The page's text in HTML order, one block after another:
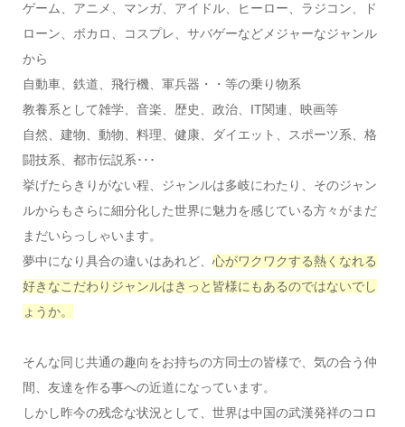
ゲーム、アニメ、マンガ、アイドル、ヒーロー、ラジコン、ド
ローン、ボカロ、コスプレ、サバゲーなどメジャーなジャンル
から
自動車、鉄道、飛行機、軍兵器・・等の乗り物系
教養系として雑学、音楽、歴史、政治、IT関連、映画等
自然、建物、動物、料理、健康、ダイエット、スポーツ系、格
闘技系、都市伝説系･･･
挙げたらきりがない程、ジャンルは多岐にわたり、そのジャン
ルからもさらに細分化した世界に魅力を感じている方々がまだ
まだいらっしゃいます。
夢中になり具合の違いはあれど、 心がワクワクする熱くなれる
好きなこだわりジャンルはきっと皆様にもあるのではないでし
ょうか。
そんな同じ共通の趣向をお持ちの方同士の皆様で、気の合う仲
間、友達を作る事への近道になっています。
しかし昨今の残念な状況として、世界は中国の武漢発祥のコロ